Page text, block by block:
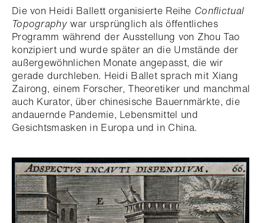
Die von Heidi Ballett organisierte Reihe Conflictual
Topographywar ursprünglich als öffentliches
Programm während der Ausstellung von Zhou Tao
konzipiert und wurde später an die Umstände der
außergewöhnlichen Monate angepasst, die wir
gerade durchleben. Heidi Ballet sprach mit Xiang
Zairong, einem Forscher, Theoretiker und manchmal
auch Kurator, über chinesische Bauernmärkte, die
andauernde Pandemie, Lebensmittel und
Gesichtsmasken in Europa und in China.